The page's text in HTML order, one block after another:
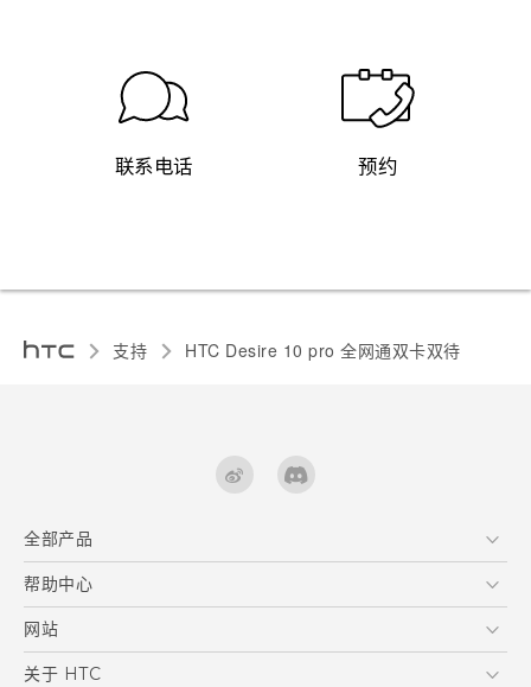
联系电话 预约
支持 HTC Desire 10 pro 全网通双卡双待‎
全部产品
区块链智能手机
VIVE
帮助中心
在线客服
支援与服务
网站
HTC Dev
关于 HTC